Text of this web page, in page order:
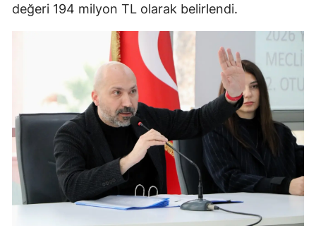
değeri 194 milyon TL olarak belirlendi.